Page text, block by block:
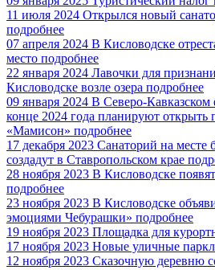
11 июля 2024 Открылся новый
подробнее
07 апреля 2024 В Кисловодске
место подробнее
22 января 2024 Лавочки для
Кисловодске возле озера подробнее
09 января 2024 В Северо-Кавказском
конце 2024 года планируют
«Мамисон» подробнее
17 декабря 2023 Санаторий на месте
создадут в Ставропольском крае
28 ноября 2023 В Кисловодске
подробнее
23 ноября 2023 В Кисловодске
эмоциями Чебурашки» подробнее
19 ноября 2023 Площадка для
17 ноября 2023 Новые уличные
12 ноября 2023 Сказочную деревню